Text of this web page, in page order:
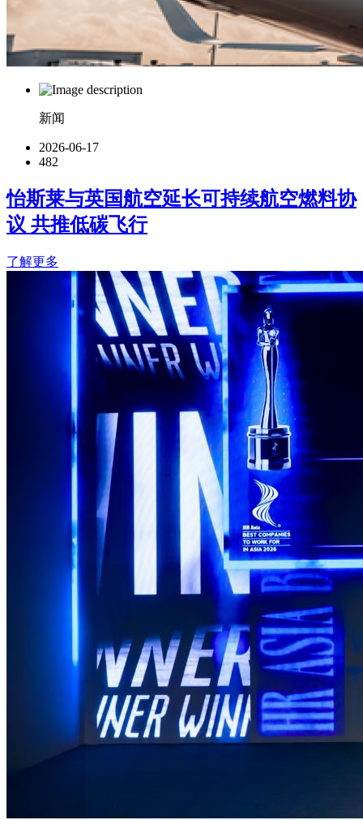
新闻
2026-06-17
482
怡斯莱与英国航空延长可持续航空燃料协
议 共推低碳飞行
了解更多